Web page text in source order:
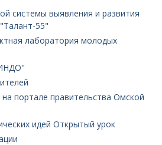
системы выявления и развития
55"
лаборатория молодых
портале правительства Омской
идей Открытый урок